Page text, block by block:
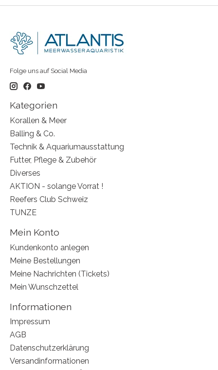
Folge uns auf Social Media
Kategorien
Korallen & Meer
Balling & Co.
Technik & Aquariumausstattung
Futter, Pflege & Zubehör
Diverses
AKTION - solange Vorrat !
Reefers Club Schweiz
TUNZE
Mein Konto
Kundenkonto anlegen
Meine Bestellungen
Meine Nachrichten (Tickets)
Mein Wunschzettel
Informationen
Impressum
AGB
Datenschutzerklärung
Versandinformationen